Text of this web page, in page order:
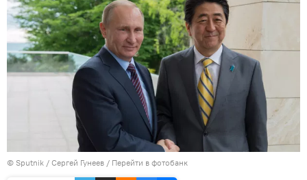
© Sputnik / Сергей Гунеев / Перейти в фотобанк